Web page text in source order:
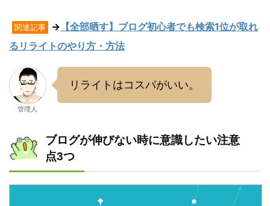
関連記事 → 【全部晒す】ブログ初心者でも検索1位が取れ
るリライトのやり方・方法
管理人
リライトはコスパがいい。
ブログが伸びない時に意識したい注意
点3つ